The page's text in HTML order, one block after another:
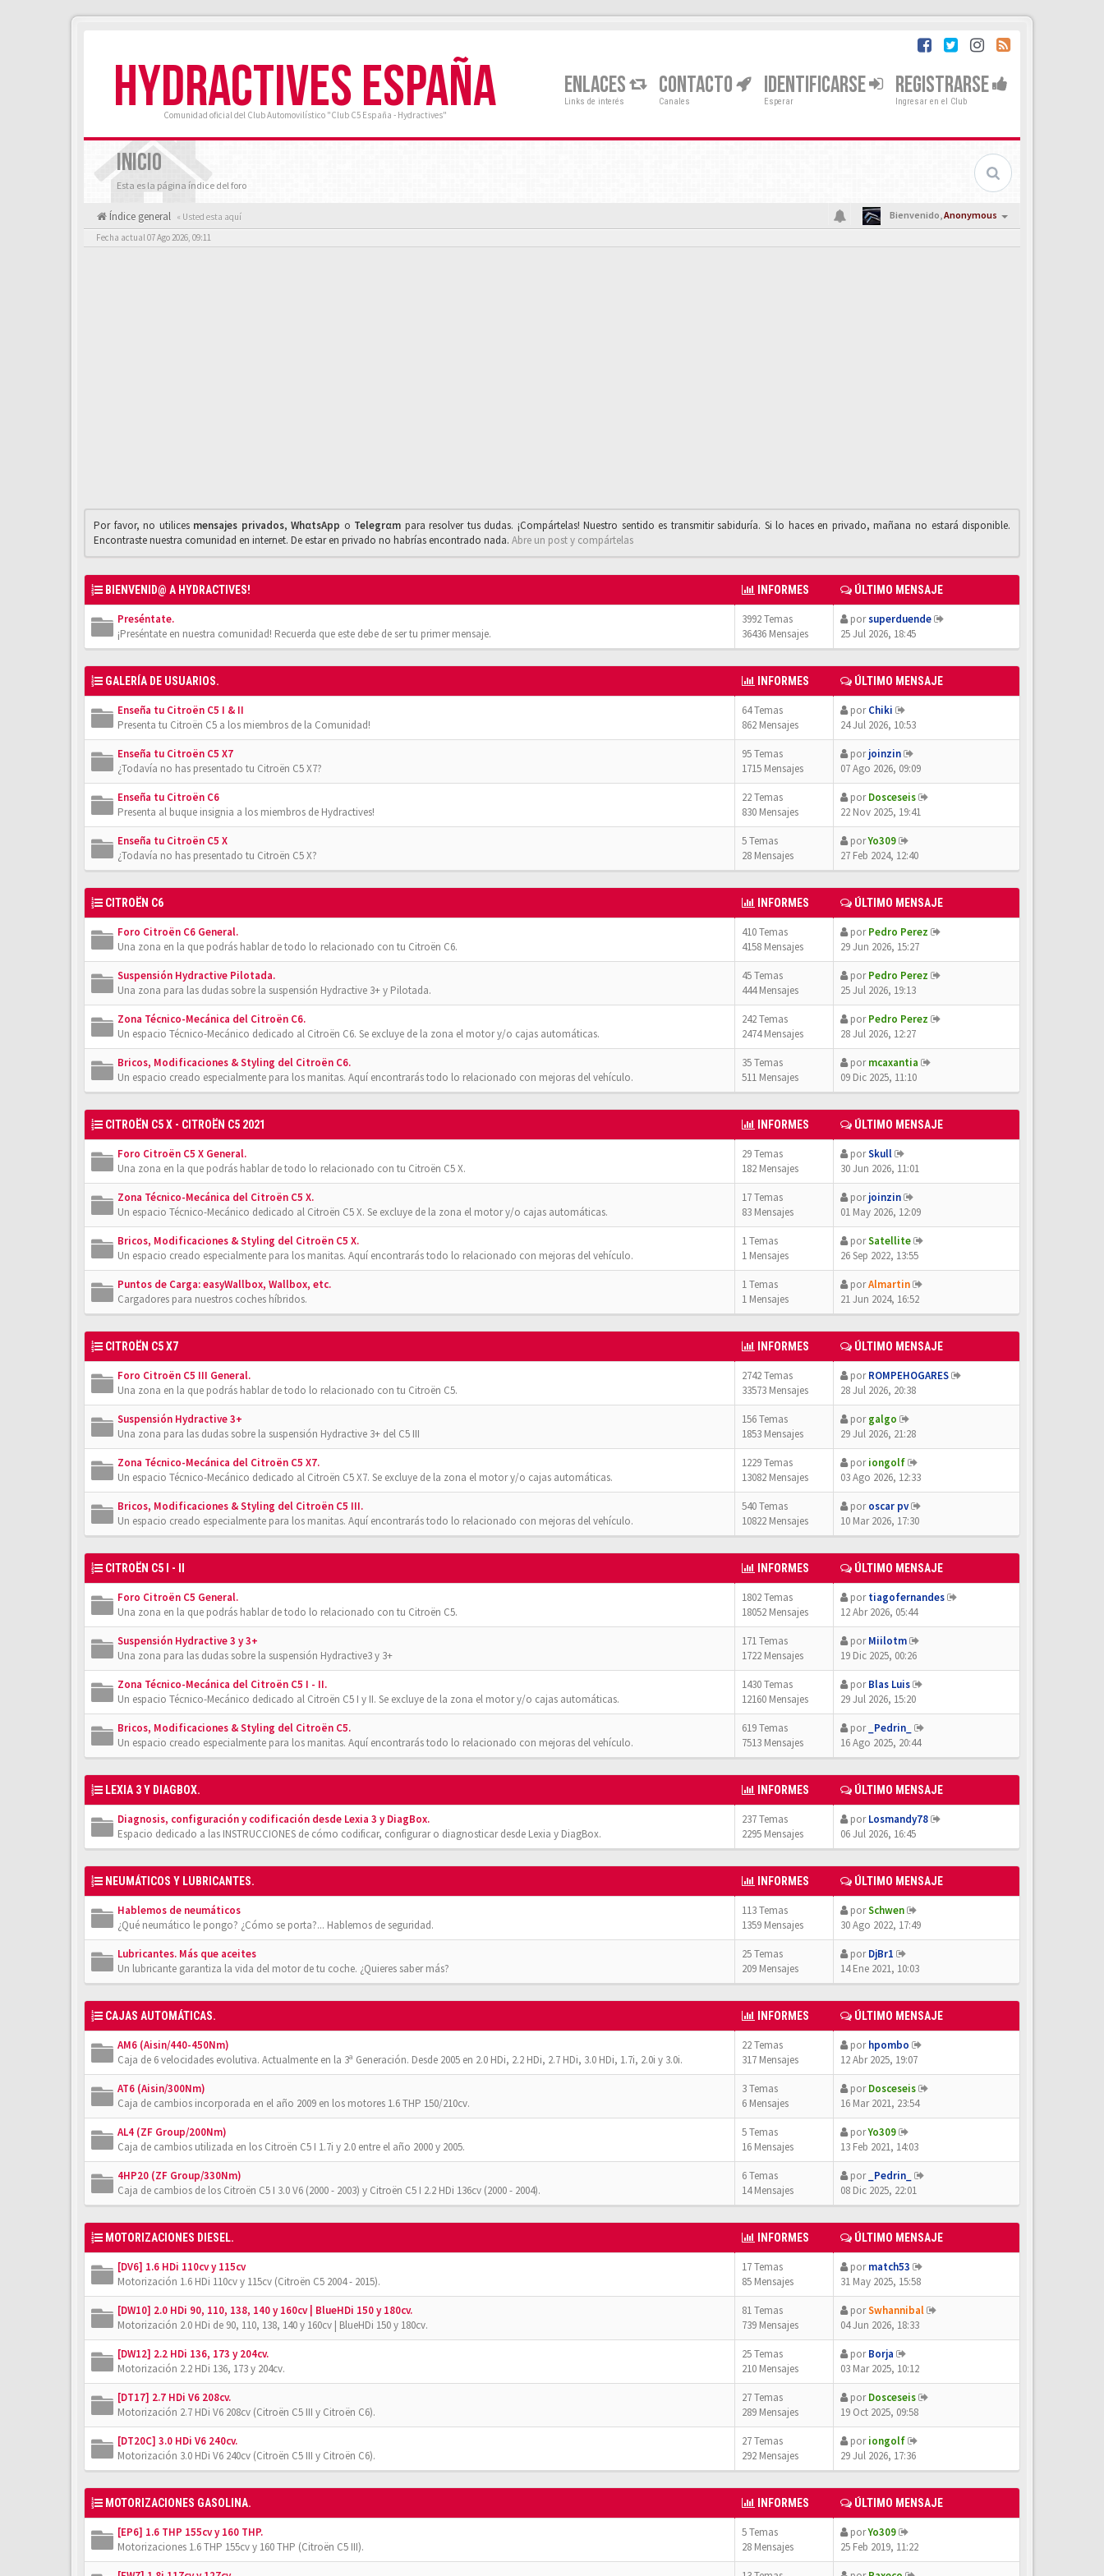
HYDRACTIVES ESPAÑA
Comunidad oficial del Club Automovilístico "Club C5 España - Hydractives"
ENLACES
Links de interés
CONTACTO
Canales
IDENTIFICARSE
Esperar
REGISTRARSE
Ingresar en el Club
INICIO
Esta es la página índice del foro
Índice general « Usted esta aquí Bienvenido,Anonymous
Fecha actual 07 Ago 2026, 09:11
Por favor, no utilices mensajes privados,WhαtsApp o Telegrαm para resolver tus dudas. ¡Compártelas! Nuestro sentido es transmitir sabiduría. Si lo haces en privado, mañana no estará disponible.
Encontraste nuestra comunidad en internet. De estar en privado no habrías encontrado nada. Abre un post y compártelas
BIENVENID@ A HYDRACTIVES! INFORMES ÚLTIMO MENSAJE
Preséntate.
¡Preséntate en nuestra comunidad! Recuerda que este debe de ser tu primer mensaje.
3992 Temas
36436 Mensajes
porsuperduende
25 Jul 2026, 18:45
GALERÍA DE USUARIOS. INFORMES ÚLTIMO MENSAJE
Enseña tu Citroën C5 I & II
Presenta tu Citroën C5 a los miembros de la Comunidad!
64 Temas
862 Mensajes
porChiki
24 Jul 2026, 10:53
Enseña tu Citroën C5 X7
¿Todavía no has presentado tu Citroën C5 X7?
95 Temas
1715 Mensajes
porjoinzin
07 Ago 2026, 09:09
Enseña tu Citroën C6
Presenta al buque insignia a los miembros de Hydractives!
22 Temas
830 Mensajes
porDosceseis
22 Nov 2025, 19:41
Enseña tu Citroën C5 X
¿Todavía no has presentado tu Citroën C5 X?
5 Temas
28 Mensajes
porYo309
27 Feb 2024, 12:40
CITROËN C6 INFORMES ÚLTIMO MENSAJE
Foro Citroën C6 General.
Una zona en la que podrás hablar de todo lo relacionado con tu Citroën C6.
410 Temas
4158 Mensajes
porPedro Perez
29 Jun 2026, 15:27
Suspensión Hydractive Pilotada.
Una zona para las dudas sobre la suspensión Hydractive 3+ y Pilotada.
45 Temas
444 Mensajes
porPedro Perez
25 Jul 2026, 19:13
Zona Técnico-Mecánica del Citroën C6.
Un espacio Técnico-Mecánico dedicado al Citroën C6. Se excluye de la zona el motor y/o cajas automáticas.
242 Temas
2474 Mensajes
porPedro Perez
28 Jul 2026, 12:27
Bricos, Modificaciones & Styling del Citroën C6.
Un espacio creado especialmente para los manitas. Aquí encontrarás todo lo relacionado con mejoras del vehículo.
35 Temas
511 Mensajes
pormcaxantia
09 Dic 2025, 11:10
CITROËN C5 X - CITROËN C5 2021 INFORMES ÚLTIMO MENSAJE
Foro Citroën C5 X General.
Una zona en la que podrás hablar de todo lo relacionado con tu Citroën C5 X.
29 Temas
182 Mensajes
porSkull
30 Jun 2026, 11:01
Zona Técnico-Mecánica del Citroën C5 X.
Un espacio Técnico-Mecánico dedicado al Citroën C5 X. Se excluye de la zona el motor y/o cajas automáticas.
17 Temas
83 Mensajes
porjoinzin
01 May 2026, 12:09
Bricos, Modificaciones & Styling del Citroën C5 X.
Un espacio creado especialmente para los manitas. Aquí encontrarás todo lo relacionado con mejoras del vehículo.
1 Temas
1 Mensajes
porSatellite
26 Sep 2022, 13:55
Puntos de Carga: easyWallbox, Wallbox, etc.
Cargadores para nuestros coches híbridos.
1 Temas
1 Mensajes
porAlmartin
21 Jun 2024, 16:52
CITROËN C5 X7 INFORMES ÚLTIMO MENSAJE
Foro Citroën C5 III General.
Una zona en la que podrás hablar de todo lo relacionado con tu Citroën C5.
2742 Temas
33573 Mensajes
porROMPEHOGARES
28 Jul 2026, 20:38
Suspensión Hydractive 3+
Una zona para las dudas sobre la suspensión Hydractive 3+ del C5 III
156 Temas
1853 Mensajes
porgalgo
29 Jul 2026, 21:28
Zona Técnico-Mecánica del Citroën C5 X7.
Un espacio Técnico-Mecánico dedicado al Citroën C5 X7. Se excluye de la zona el motor y/o cajas automáticas.
1229 Temas
13082 Mensajes
poriongolf
03 Ago 2026, 12:33
Bricos, Modificaciones & Styling del Citroën C5 III.
Un espacio creado especialmente para los manitas. Aquí encontrarás todo lo relacionado con mejoras del vehículo.
540 Temas
10822 Mensajes
poroscar pv
10 Mar 2026, 17:30
CITROËN C5 I - II INFORMES ÚLTIMO MENSAJE
Foro Citroën C5 General.
Una zona en la que podrás hablar de todo lo relacionado con tu Citroën C5.
1802 Temas
18052 Mensajes
portiagofernandes
12 Abr 2026, 05:44
Suspensión Hydractive 3 y 3+
Una zona para las dudas sobre la suspensión Hydractive3 y 3+
171 Temas
1722 Mensajes
porMiilotm
19 Dic 2025, 00:26
Zona Técnico-Mecánica del Citroën C5 I - II.
Un espacio Técnico-Mecánico dedicado al Citroën C5 I y II. Se excluye de la zona el motor y/o cajas automáticas.
1430 Temas
12160 Mensajes
porBlas Luis
29 Jul 2026, 15:20
Bricos, Modificaciones & Styling del Citroën C5.
Un espacio creado especialmente para los manitas. Aquí encontrarás todo lo relacionado con mejoras del vehículo.
619 Temas
7513 Mensajes
por _Pedrin_
16 Ago 2025, 20:44
LEXIA 3 Y DIAGBOX. INFORMES ÚLTIMO MENSAJE
Diagnosis, configuración y codificación desde Lexia 3 y DiagBox.
Espacio dedicado a las INSTRUCCIONES de cómo codificar, configurar o diagnosticar desde Lexia y DiagBox.
237 Temas
2295 Mensajes
porLosmandy78
06 Jul 2026, 16:45
NEUMÁTICOS Y LUBRICANTES. INFORMES ÚLTIMO MENSAJE
Hablemos de neumáticos
¿Qué neumático le pongo? ¿Cómo se porta?... Hablemos de seguridad.
113 Temas
1359 Mensajes
porSchwen
30 Ago 2022, 17:49
Lubricantes. Más que aceites
Un lubricante garantiza la vida del motor de tu coche. ¿Quieres saber más?
25 Temas
209 Mensajes
porDjBr1
14 Ene 2021, 10:03
CAJAS AUTOMÁTICAS. INFORMES ÚLTIMO MENSAJE
AM6 (Aisin/440-450Nm)
Caja de 6 velocidades evolutiva. Actualmente en la 3ª Generación. Desde 2005 en 2.0 HDi, 2.2 HDi, 2.7 HDi, 3.0 HDi, 1.7i, 2.0i y 3.0i.
22 Temas
317 Mensajes
porhpombo
12 Abr 2025, 19:07
AT6 (Aisin/300Nm)
Caja de cambios incorporada en el año 2009 en los motores 1.6 THP 150/210cv.
3 Temas
6 Mensajes
porDosceseis
16 Mar 2021, 23:54
AL4 (ZF Group/200Nm)
Caja de cambios utilizada en los Citroën C5 I 1.7i y 2.0 entre el año 2000 y 2005.
5 Temas
16 Mensajes
porYo309
13 Feb 2021, 14:03
4HP20 (ZF Group/330Nm)
Caja de cambios de los Citroën C5 I 3.0 V6 (2000 - 2003) y Citroën C5 I 2.2 HDi 136cv (2000 - 2004).
6 Temas
14 Mensajes
por _Pedrin_
08 Dic 2025, 22:01
MOTORIZACIONES DIESEL. INFORMES ÚLTIMO MENSAJE
[DV6] 1.6 HDi 110cv y 115cv
Motorización 1.6 HDi 110cv y 115cv (Citroën C5 2004 - 2015).
17 Temas
85 Mensajes
pormatch53
31 May 2025, 15:58
[DW10] 2.0 HDi 90, 110, 138, 140 y 160cv | BlueHDi 150 y 180cv.
Motorización 2.0 HDi de 90, 110, 138, 140 y 160cv | BlueHDi 150 y 180cv.
81 Temas
739 Mensajes
porSwhannibal
04 Jun 2026, 18:33
[DW12] 2.2 HDi 136, 173 y 204cv.
Motorización 2.2 HDi 136, 173 y 204cv.
25 Temas
210 Mensajes
porBorja
03 Mar 2025, 10:12
[DT17] 2.7 HDi V6 208cv.
Motorización 2.7 HDi V6 208cv (Citroën C5 III y Citroën C6).
27 Temas
289 Mensajes
porDosceseis
19 Oct 2025, 09:58
[DT20C] 3.0 HDi V6 240cv.
Motorización 3.0 HDi V6 240cv (Citroën C5 III y Citroën C6).
27 Temas
292 Mensajes
poriongolf
29 Jul 2026, 17:36
MOTORIZACIONES GASOLINA. INFORMES ÚLTIMO MENSAJE
[EP6] 1.6 THP 155cv y 160 THP.
Motorizaciones 1.6 THP 155cv y 160 THP (Citroën C5 III).
5 Temas
28 Mensajes
porYo309
25 Feb 2019, 11:22